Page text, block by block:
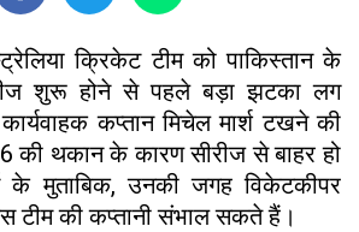
क्रिकेट टीम को पाकिस्तान के
शुरू होने से पहले बड़ा झटका लग
कप्तान मिचेल मार्श टखने की
की थकान के कारण सीरीज से बाहर हो
के मुताबिक, उनकी जगह विकेटकीपर
टीम की कप्तानी संभाल सकते हैं।